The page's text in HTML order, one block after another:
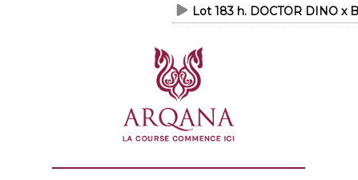
Lot 183 h. DOCTOR DINO x